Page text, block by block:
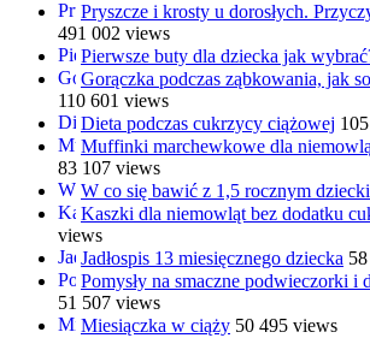
Pryszcze i krosty u dorosłych.
491 002 views
Pierwsze buty dla dziecka jak
Gorączka podczas ząbkowania, jak
110 601 views
Dieta podczas cukrzycy ciążowej
Muffinki marchewkowe dla
83 107 views
W co się bawić z 1,5 rocznym
Kaszki dla niemowląt bez dodatku
views
Jadłospis 13 miesięcznego dziecka
Pomysły na smaczne podwieczorki i
51 507 views
Miesiączka w ciąży 50 495 views